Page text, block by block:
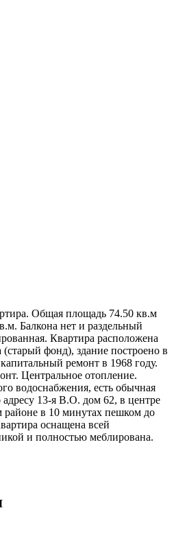
Общая площадь 74.50 кв.м
Балкона нет и раздельный
Квартира расположена
фонд), здание построено в
ремонт в 1968 году.
Центральное отопление.
водоснабжения, есть обычная
13-я В.О. дом 62, в центре
районе в 10 минутах пешком до
оснащена всей
и полностью меблирована.